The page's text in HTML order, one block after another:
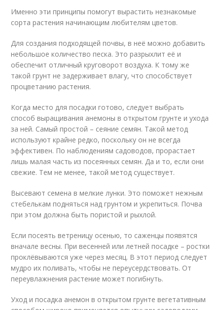
Именно эти принципы помогут вырастить незнакомые
сорта растения начинающим любителям цветов.
Для создания подходящей почвы, в неё можно добавить
небольшое количество песка. Это разрыхлит её и
обеспечит отличный круговорот воздуха. К тому же
такой грунт не задерживает влагу, что способствует
процветанию растения.
Когда место для посадки готово, следует выбрать
способ выращивания анемоны в открытом грунте и ухода
за ней. Самый простой – сеяние семян. Такой метод
используют крайне редко, поскольку он не всегда
эффективен. По наблюдениям садоводов, прорастает
лишь малая часть из посеянных семян. Да и то, если они
свежие. Тем не менее, такой метод существует.
Высевают семена в мелкие лунки. Это поможет нежным
стебелькам подняться над грунтом и укрепиться. Почва
при этом должна быть пористой и рыхлой.
Если посеять ветреницу осенью, то саженцы появятся
вначале весны. При весенней или летней посадке – ростки
проклёвываются уже через месяц. В этот период следует
мудро их поливать, чтобы не переусердствовать. От
переувлажнения растение может погибнуть.
Уход и посадка анемон в открытом грунте вегетативным